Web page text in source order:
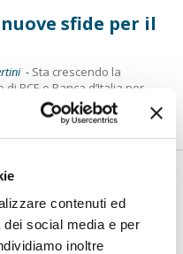
contenuti ed
social media e per
inoltre
sfide per il
- Sta crescendo la
BCE e Banca d’Italia per